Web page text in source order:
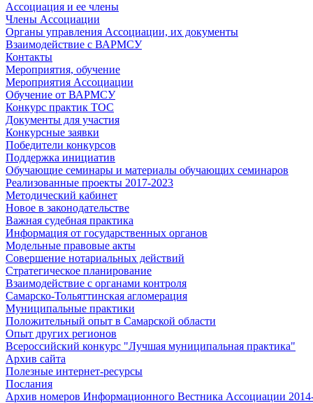
Ассоциация и ее члены
Члены Ассоциации
Органы управления Ассоциации, их документы
Взаимодействие c ВАРМСУ
Контакты
Мероприятия, обучение
Мероприятия Ассоциации
Обучение от ВАРМСУ
Конкурс практик ТОС
Документы для участия
Конкурсные заявки
Победители конкурсов
Поддержка инициатив
Обучающие семинары и материалы обучающих семинаров
Реализованные проекты 2017-2023
Методический кабинет
Новое в законодательстве
Важная судебная практика
Информация от государственных органов
Модельные правовые акты
Совершение нотариальных действий
Стратегическое планирование
Взаимодействие с органами контроля
Самарско-Тольяттинская агломерация
Муниципальные практики
Положительный опыт в Самарской области
Опыт других регионов
Всероссийский конкурс "Лучшая муниципальная практика"
Архив сайта
Полезные интернет-ресурсы
Послания
Архив номеров Информационного Вестника Ассоциации